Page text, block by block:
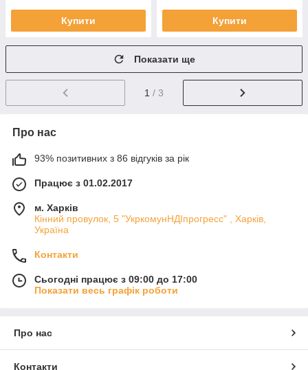
Купити Купити
Показати ще
1 / 3
Про нас
93% позитивних з 86 відгуків за рік
Працює з 01.02.2017
м. Харків
Кінний провулок, 5 "УкркомунНДІпрогресс" , Харків,
Україна
Контакти
Сьогодні працює з 09:00 до 17:00
Показати весь графік роботи
Про нас
Контакти